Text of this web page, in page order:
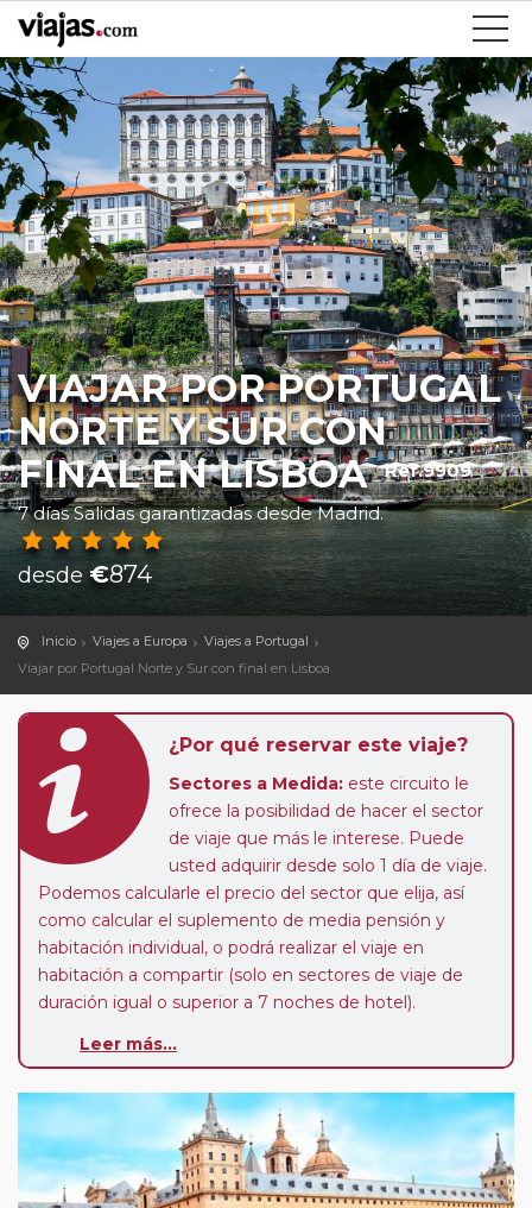
VIAJAR POR PORTUGAL
NORTE Y SUR CON
FINAL EN LISBOA Ref.9909
7 días Salidas garantizadas desde Madrid.
desde€874
Inicio Viajes a Europa
Viajes a Portugal
Viajar por Portugal Norte y Sur con final en Lisboa
¿Por qué reservar este viaje?
Sectores a Medida: este circuito le
ofrece la posibilidad de hacer el sector
de viaje que más le interese. Puede
usted adquirir desde solo 1 día de viaje.
Podemos calcularle el precio del sector que elija, así
como calcular el suplemento de media pensión y
habitación individual, o podrá realizar el viaje en
habitación a compartir (solo en sectores de viaje de
duración igual o superior a 7 noches de hotel).
Paradas en Ruta:
su viaje, en la ciudad que desee por período de 1, 3, 4 o
7 noches según circuito y fechas de salida. Es
fundamental que el circuito tenga salida posterior a la
fecha escogida y permita la salida deseada. El
Leer más...